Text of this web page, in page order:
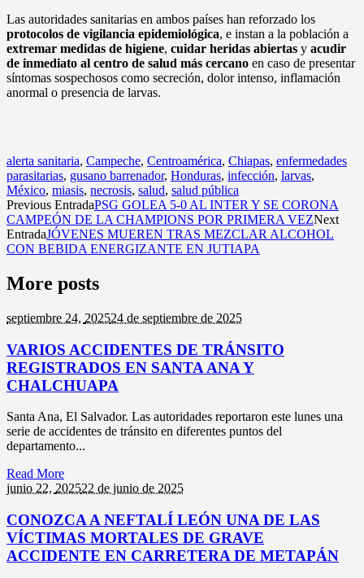
Las autoridades sanitarias en ambos países han reforzado los
protocolos de vigilancia epidemiológica, e instan a la población a
extremar medidas de higiene, cuidar heridas abiertas y acudir
de inmediato al centro de salud más cercano en caso de presentar
síntomas sospechosos como secreción, dolor intenso, inflamación
anormal o presencia de larvas.
alerta sanitaria, Campeche, Centroamérica, Chiapas, enfermedades
parasitarias, gusano barrenador, Honduras, infección, larvas,
México, miasis, necrosis, salud, salud pública
Previous EntradaPSG GOLEA 5-0 AL INTER Y SE CORONA
CAMPEÓN DE LA CHAMPIONS POR PRIMERA VEZNext
EntradaJÓVENES MUEREN TRAS MEZCLAR ALCOHOL
CON BEBIDA ENERGIZANTE EN JUTIAPA
More posts
septiembre 24, 202524 de septiembre de 2025
VARIOS ACCIDENTES DE TRÁNSITO
REGISTRADOS EN SANTA ANA Y
CHALCHUAPA
Santa Ana, El Salvador. Las autoridades reportaron este lunes una
serie de accidentes de tránsito en diferentes puntos del
departamento...
Read More
junio 22, 202522 de junio de 2025
CONOZCA A NEFTALÍ LEÓN UNA DE LAS
VÍCTIMAS MORTALES DE GRAVE
ACCIDENTE EN CARRETERA DE METAPÁN